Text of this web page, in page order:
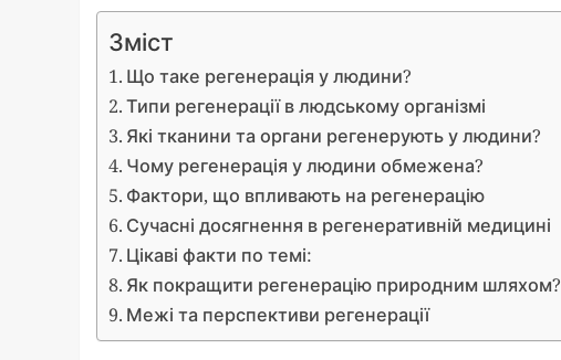
Зміст
Що таке регенерація у людини?
Типи регенерації в людському організмі
Які тканини та органи регенерують у людини?
Чому регенерація у людини обмежена?
Фактори, що впливають на регенерацію
Сучасні досягнення в регенеративній медицині
Цікаві факти по темі:
Як покращити регенерацію природним шляхом?
Межі та перспективи регенерації